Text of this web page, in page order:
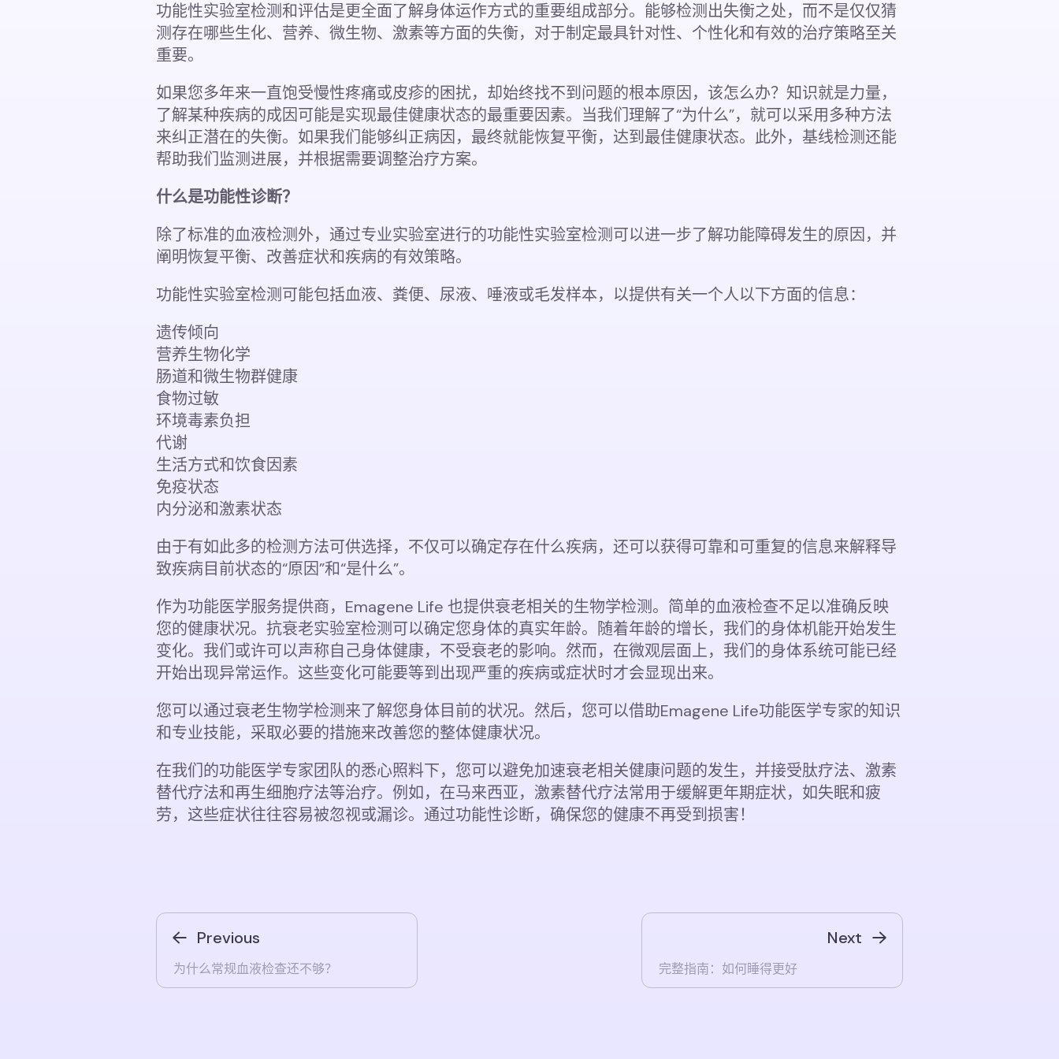
功能性实验室检测和评估是更全面了解身体运作方式的重要组成部分。能够检测出失衡之处，而不是仅仅猜
测存在哪些生化、营养、微生物、激素等方面的失衡，对于制定最具针对性、个性化和有效的治疗策略至关
重要。
如果您多年来一直饱受慢性疼痛或皮疹的困扰，却始终找不到问题的根本原因，该怎么办？知识就是力量，
了解某种疾病的成因可能是实现最佳健康状态的最重要因素。当我们理解了“为什么”，就可以采用多种方法
来纠正潜在的失衡。如果我们能够纠正病因，最终就能恢复平衡，达到最佳健康状态。此外，基线检测还能
帮助我们监测进展，并根据需要调整治疗方案。
什么是功能性诊断？
除了标准的血液检测外，通过专业实验室进行的功能性实验室检测可以进一步了解功能障碍发生的原因，并
阐明恢复平衡、改善症状和疾病的有效策略。
功能性实验室检测可能包括血液、粪便、尿液、唾液或毛发样本，以提供有关一个人以下方面的信息：
遗传倾向
营养生物化学
肠道和微生物群健康
食物过敏
环境毒素负担
代谢
生活方式和饮食因素
免疫状态
内分泌和激素状态
由于有如此多的检测方法可供选择，不仅可以确定存在什么疾病，还可以获得可靠和可重复的信息来解释导
致疾病目前状态的“原因”和“是什么”。
作为功​​能医学服务提供商，Emagene Life 也提供衰老相关的生物学检测。简单的血液检查不足以准确反映
您的健康状况。抗衰老实验室检测可以确定您身体的真实年龄。随着年龄的增长，我们的身体机能开始发生
变化。我们或许可以声称自己身体健康，不受衰老的影响。然而，在微观层面上，我们的身体系统可能已经
开始出现异常运作。这些变化可能要等到出现严重的疾病或症状时才会显现出来。
您可以通过衰老生物学检测来了解您身体目前的状况。然后，您可以借助Emagene Life功能医学专家的知识
和专业技能，采取必要的措施来改善您的整体健康状况。
在我们的功能医学专家团队的悉心照料下，您可以避免加速衰老相关健康问题的发生，并接受肽疗法、激素
替代疗法和再生细胞疗法等治疗。例如，在马来西亚，激素替代疗法常用于缓解更年期症状，如失眠和疲
劳，这些症状往往容易被忽视或漏诊。通过功能性诊断，确保您的健康不再受到损害！
Previous
为什么常规血液检查还不够？
Next
完整指南：如何睡得更好